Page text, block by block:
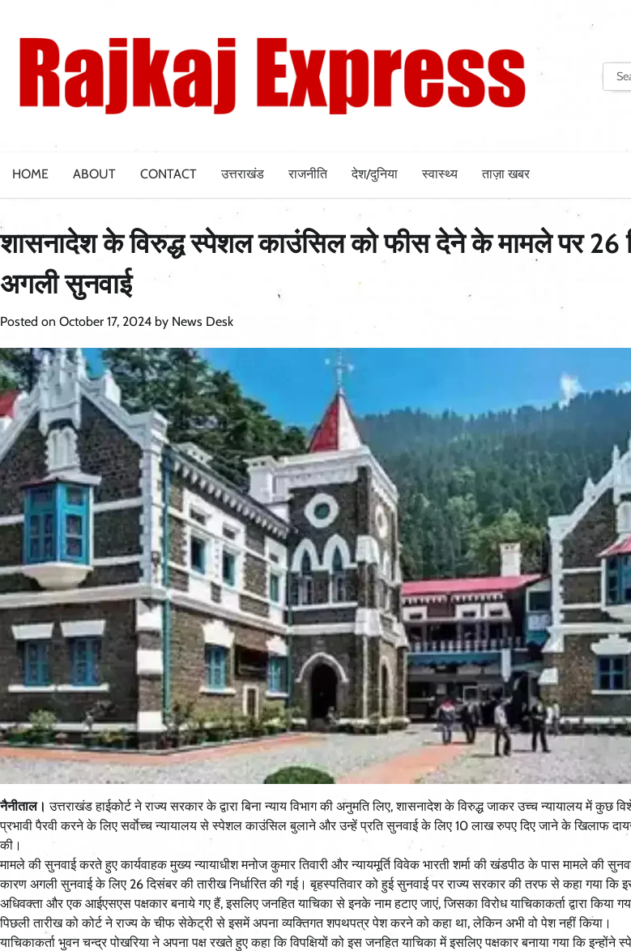
content
Search
for:
HOME ABOUT CONTACT उत्तराखंड राजनीति देश/दुनिया स्वास्थ्य ताज़ा खबर
शासनादेश के विरुद्ध स्पेशल काउंसिल को फीस देने के मामले पर 26
अगली सुनवाई
Posted on October 17, 2024 by News Desk
नैनीताल। उत्तराखंड हाईकोर्ट ने राज्य सरकार के द्वारा बिना न्याय विभाग की अनुमति लिए, शासनादेश के विरुद्ध जाकर उच्च न्यायालय में कुछ
प्रभावी पैरवी करने के लिए सर्वाेच्च न्यायालय से स्पेशल काउंसिल बुलाने और उन्हें प्रति सुनवाई के लिए 10 लाख रुपए दिए जाने के खिलाफ
की।
मामले की सुनवाई करते हुए कार्यवाहक मुख्य न्यायाधीश मनोज कुमार तिवारी और न्यायमूर्ति विवेक भारती शर्मा की खंडपीठ के पास मामले की
कारण अगली सुनवाई के लिए 26 दिसंबर की तारीख निर्धारित की गई। बृहस्पतिवार को हुई सुनवाई पर राज्य सरकार की तरफ से कहा गया कि
अधिवक्ता और एक आईएसएस पक्षकार बनाये गए हैं, इसलिए जनहित याचिका से इनके नाम हटाए जाएं, जिसका विरोध याचिकाकर्ता द्वारा किया
पिछली तारीख को कोर्ट ने राज्य के चीफ सेकेट्री से इसमें अपना व्यक्तिगत शपथपत्र पेश करने को कहा था, लेकिन अभी वो पेश नहीं किया।
याचिकाकर्ता भुवन चन्द्र पोखरिया ने अपना पक्ष रखते हुए कहा कि विपक्षियों को इस जनहित याचिका में इसलिए पक्षकार बनाया गया कि